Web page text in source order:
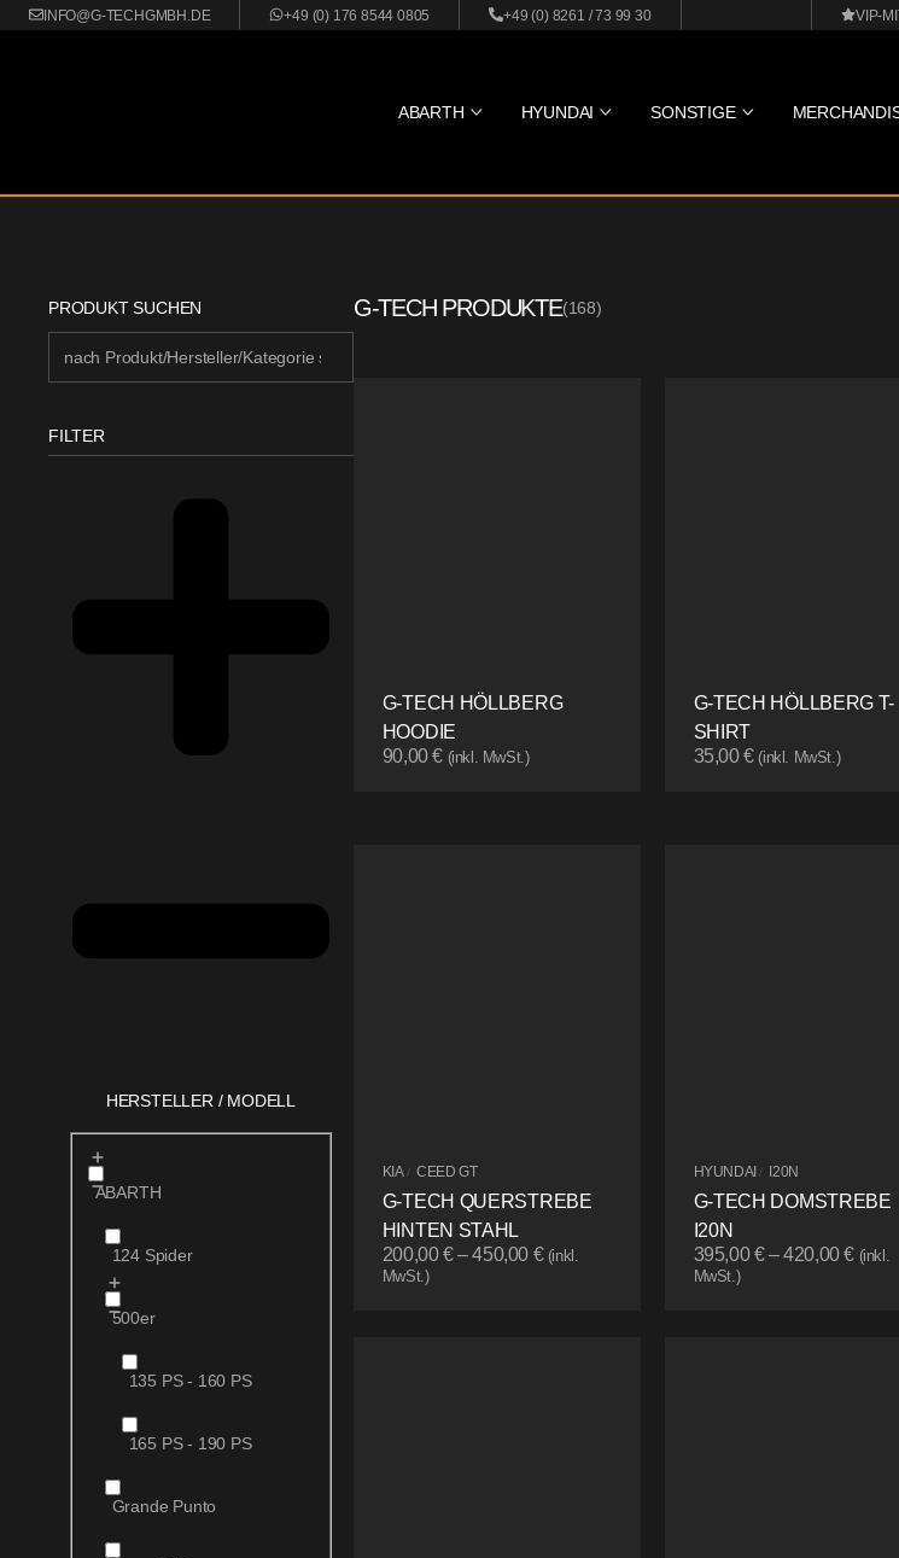
INFO@G-TECHGMBH.DE +49 (0) 176 8544 0805 +49 (0) 8261 / 73 99 30 VIP-
ABARTH HYUNDAI SONSTIGE
PRODUKT SUCHEN
FILTER
HERSTELLER / MODELL
ABARTH
124 Spider
500er
135 PS - 160 PS
165 PS - 190 PS
Grande Punto
G-TECH PRODUKTE(168)
G-TECH HÖLLBERG
HOODIE
90,00€ (inkl. MwSt.)
G-TECH HÖLLBERG T-
SHIRT
35,00€ (inkl. MwSt.)
KIA / CEED GT
G-TECH QUERSTREBE
HINTEN STAHL
200,00€–450,00 € (inkl.
MwSt.)
HYUNDAI / I20N
G-TECH DOMSTREBE
I20N
395,00€–420,00€ (inkl.
MwSt.)